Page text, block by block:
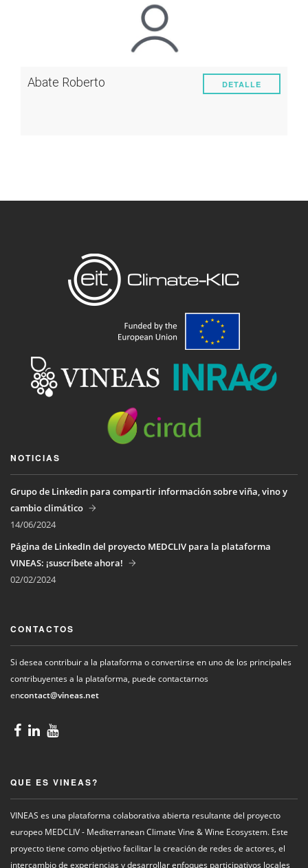
Abate Roberto DETALLE
NOTICIAS
Grupo de Linkedin para compartir información sobre viña, vino y
cambio climático
14/06/2024
Página de LinkedIn del proyecto MEDCLIV para la plataforma
VINEAS: ¡suscríbete ahora!
02/02/2024
CONTACTOS
Si desea contribuir a la plataforma o convertirse en uno de los principales
contribuyentes a la plataforma, puede contactarnos
encontact@vineas.net
QUE ES VINEAS?
VINEAS es una plataforma colaborativa abierta resultante del proyecto
europeo MEDCLIV - Mediterranean Climate Vine & Wine Ecosystem. Este
proyecto tiene como objetivo facilitar la creación de redes de actores, el
intercambio de experiencias y desarrollar enfoques participativos locales